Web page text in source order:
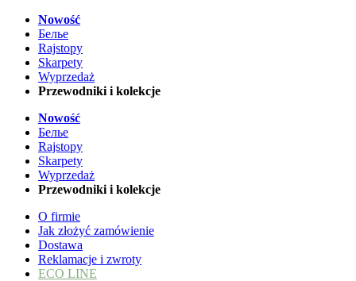
Nowość
Белье
Rajstopy
Skarpety
Wyprzedaż
Przewodniki i kolekcje
Nowość
Белье
Rajstopy
Skarpety
Wyprzedaż
Przewodniki i kolekcje
O firmie
Jak złożyć zamówienie
Dostawa
Reklamacje i zwroty
ECO LINE